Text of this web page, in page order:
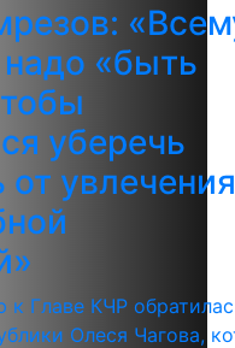
«быть
уберечь
увлечения
Главе КЧР
Олеся Чагова,